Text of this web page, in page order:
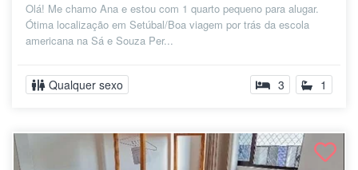
Olá! Me chamo Ana e estou com 1 quarto pequeno para alugar.
Ótima localização em Setúbal/Boa viagem por trás da escola
americana na Sá e Souza Per...
Qualquer sexo 3 1